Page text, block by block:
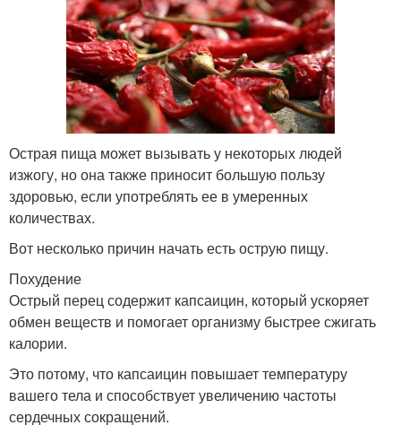
Острая пища может вызывать у некоторых людей
изжогу, но она также приносит большую пользу
здоровью, если употреблять ее в умеренных
количествах.
Вот несколько причин начать есть острую пищу.
Похудение
Острый перец содержит капсаицин, который ускоряет
обмен веществ и помогает организму быстрее сжигать
калории.
Это потому, что капсаицин повышает температуру
вашего тела и способствует увеличению частоты
сердечных сокращений.